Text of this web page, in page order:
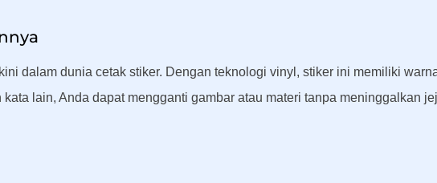
dalam dunia cetak stiker. Dengan teknologi vinyl, stiker ini memiliki
lain, Anda dapat mengganti gambar atau materi tanpa meninggalkan